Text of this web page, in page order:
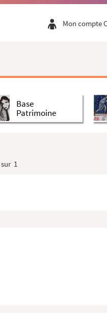
Mon compte
Base
Patrimoine
1